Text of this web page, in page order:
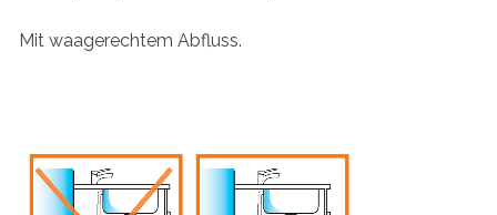
Mit waagerechtem Abfluss.